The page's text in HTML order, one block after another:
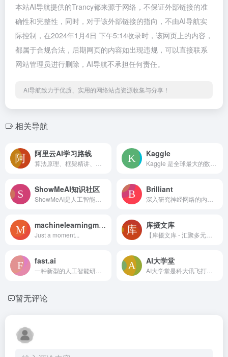
本站AI导航提供的Trancy都来源于网络，不保证外部链接的准
确性和完整性，同时，对于该外部链接的指向，不由AI导航实
际控制，在2024年1月4日 下午5:14收录时，该网页上的内容，
都属于合规合法，后期网页的内容如出现违规，可以直接联系
网站管理员进行删除，AI导航不承担任何责任。
AI导航致力于优质、实用的网络站点资源收集与分享！
相关导航
阿里云AI学习路线 Kaggle
ShowMeAI知识社区 Brilliant
machinelearningmastery
Just a moment...
库摄文库
fast.ai AI大学堂
暂无评论